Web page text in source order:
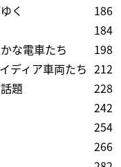
く
186
184
な電車たち
198
ディア車両たち 212
題
228
242
254
266